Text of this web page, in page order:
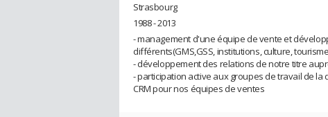
Strasbourg
1988 - 2013
- management d'une équipe de vente et
différents(GMS,GSS, institutions, culture, tourisme
- développement des relations de notre titre
- participation active aux groupes de travail de
CRM pour nos équipes de ventes